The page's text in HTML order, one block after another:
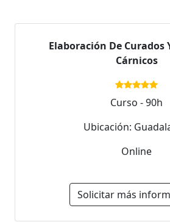
Elaboración De Curados
Cárnicos
Curso - 90h
Ubicación:
Online
Solicitar más